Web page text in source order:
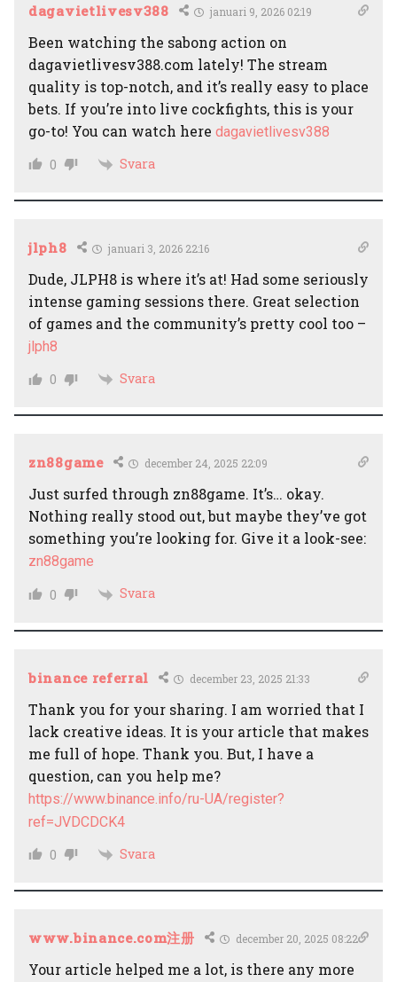
dagavietlivesv388 januari 9, 2026 02:19
Been watching the sabong action on
dagavietlivesv388.com lately! The stream
quality is top-notch, and it’s really easy to place
bets. If you’re into live cockfights, this is your
go-to! You can watch here dagavietlivesv388
0
Svara
jlph8 januari 3, 2026 22:16
Dude, JLPH8 is where it’s at! Had some seriously
intense gaming sessions there. Great selection
of games and the community’s pretty cool too –
jlph8
0
Svara
zn88game december 24, 2025 22:09
Just surfed through zn88game. It’s… okay.
Nothing really stood out, but maybe they’ve got
something you’re looking for. Give it a look-see:
zn88game
0
Svara
binance referral december 23, 2025 21:33
Thank you for your sharing. I am worried that I
lack creative ideas. It is your article that makes
me full of hope. Thank you. But, I have a
question, can you help me?
https://www.binance.info/ru-UA/register?
ref=JVDCDCK4
0
Svara
www.binance.com注册 december 20, 2025 08:22
Your article helped me a lot, is there any more